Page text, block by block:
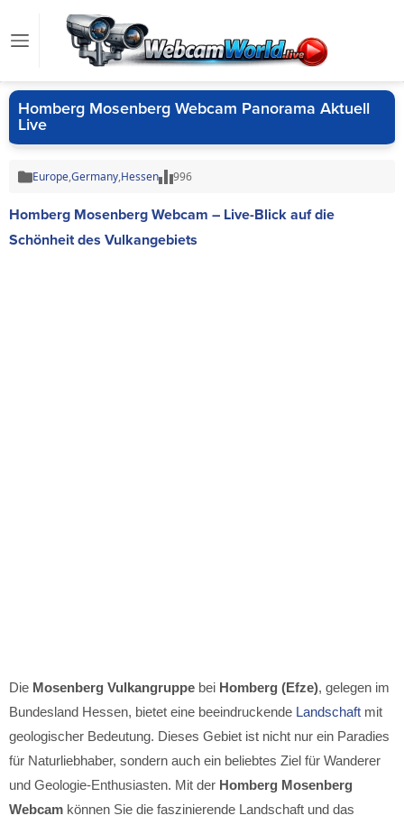
Homberg Mosenberg Webcam Panorama Aktuell
Live
Europe,Germany,Hessen 996
Homberg Mosenberg Webcam – Live-Blick auf die
Schönheit des Vulkangebiets
Die Mosenberg Vulkangruppe bei Homberg (Efze), gelegen im
Bundesland Hessen, bietet eine beeindruckende Landschaft mit
geologischer Bedeutung. Dieses Gebiet ist nicht nur ein Paradies
für Naturliebhaber, sondern auch ein beliebtes Ziel für Wanderer
und Geologie-Enthusiasten. Mit der Homberg Mosenberg
Webcam können Sie die faszinierende Landschaft und das